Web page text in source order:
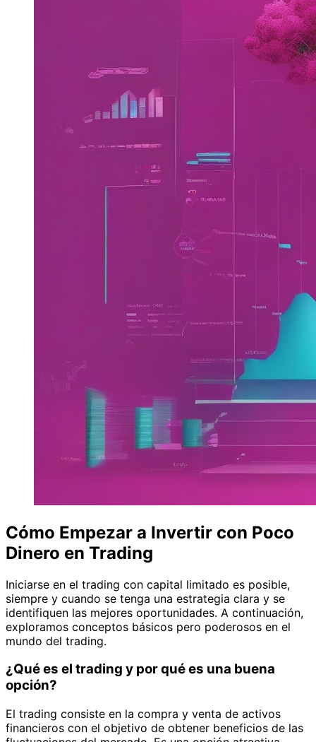
Cómo Empezar a Invertir con Poco
Dinero en Trading
Iniciarse en el trading con capital limitado es posible,
siempre y cuando se tenga una estrategia clara y se
identifiquen las mejores oportunidades. A continuación,
exploramos conceptos básicos pero poderosos en el
mundo del trading.
¿Qué es el trading y por qué es una buena
opción?
El trading consiste en la compra y venta de activos
financieros con el objetivo de obtener beneficios de las